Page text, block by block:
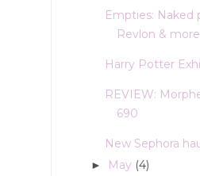
Empties: Naked
Revlon & more
Harry Potter
REVIEW:
690
New Sephora
► May (4)